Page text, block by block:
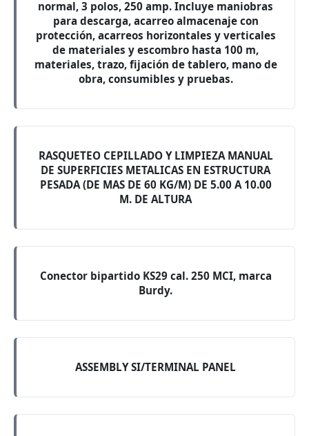
normal, 3 polos, 250 amp. Incluye maniobras
para descarga, acarreo almacenaje con
protección, acarreos horizontales y verticales
de materiales y escombro hasta 100 m,
materiales, trazo, fijación de tablero, mano de
obra, consumibles y pruebas.
RASQUETEO CEPILLADO Y LIMPIEZA MANUAL
DE SUPERFICIES METALICAS EN ESTRUCTURA
PESADA (DE MAS DE 60 KG/M) DE 5.00 A 10.00
M. DE ALTURA
Conector bipartido KS29 cal. 250 MCI, marca
Burdy.
ASSEMBLY SI/TERMINAL PANEL